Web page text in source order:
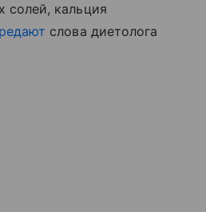
солей, кальция
слова диетолога